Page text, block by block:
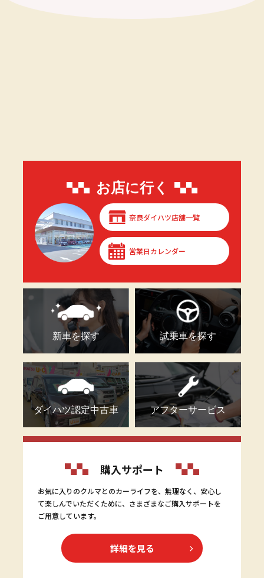
お店に行く
奈良ダイハツ店舗一覧
営業日カレンダー
新車を探す 試乗車を探す
ダイハツ認定中古車 アフターサービス
購入サポート
お気に入りのクルマとのカーライフを、無理なく、安心し
て楽しんでいただくために、さまざまなご購入サポートを
ご用意しています。
詳細を見る